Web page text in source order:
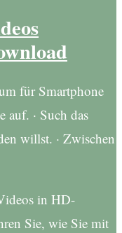
für Smartphone
auf. · Such das
willst. · Zwischen
in HD-
Sie, wie Sie mit